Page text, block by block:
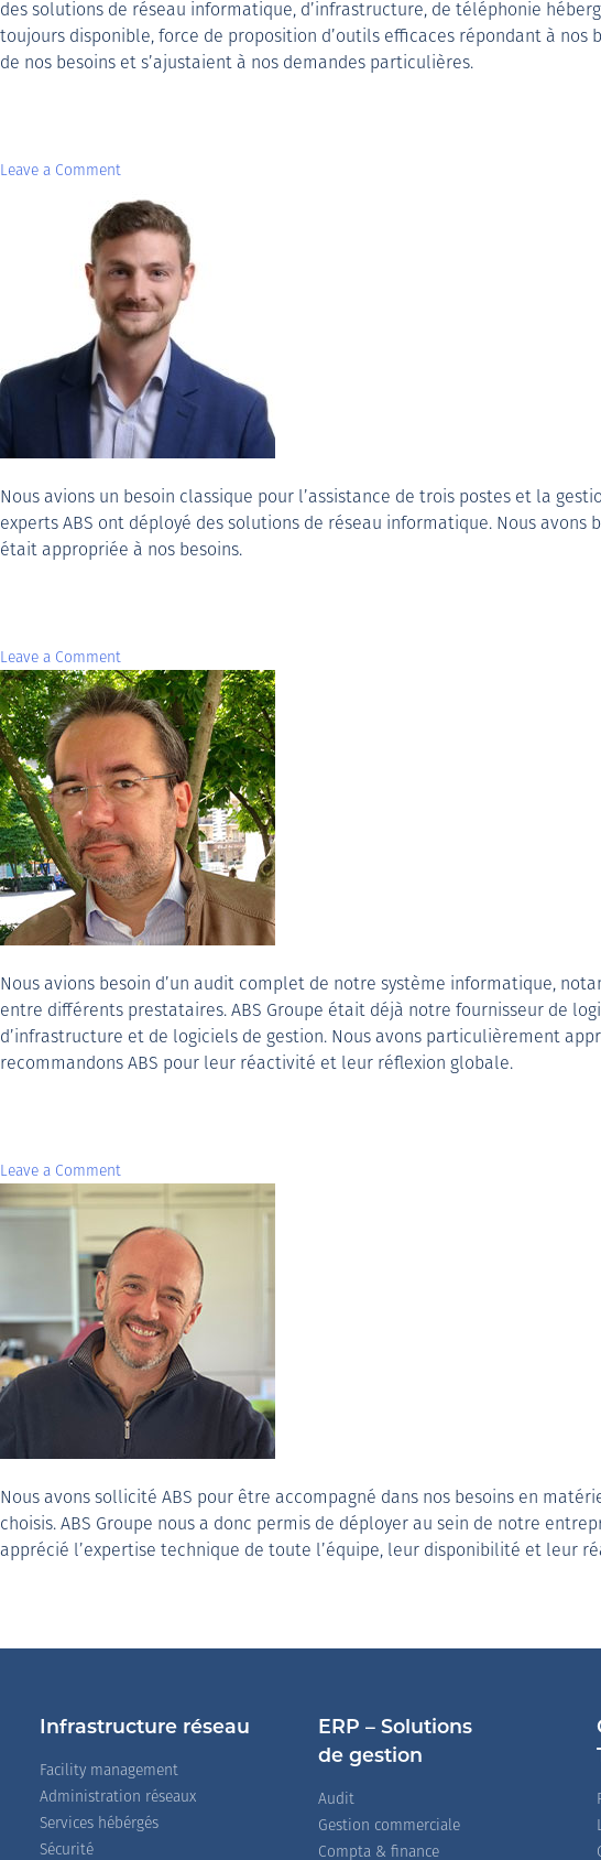
des solutions de réseau informatique, d’infrastructure, de téléphonie
toujours disponible, force de proposition d’outils efficaces répondant à nos
de nos besoins et s’ajustaient à nos demandes particulières.
Leave a Comment
Nous avions un besoin classique pour l’assistance de trois postes et la
experts ABS ont déployé des solutions de réseau informatique. Nous
était appropriée à nos besoins.
Leave a Comment
Nous avions besoin d’un audit complet de notre système informatique,
entre différents prestataires. ABS Groupe était déjà notre fournisseur de
d’infrastructure et de logiciels de gestion. Nous avons particulièrement
recommandons ABS pour leur réactivité et leur réflexion globale.
Leave a Comment
Nous avons sollicité ABS pour être accompagné dans nos besoins en
choisis. ABS Groupe nous a donc permis de déployer au sein de notre
apprécié l’expertise technique de toute l’équipe, leur disponibilité et leur
Infrastructure réseau
Facility management
Administration réseaux
Services hébérgés
Sécurité
ERP – Solutions
de gestion
Audit
Gestion commerciale
Compta & finance